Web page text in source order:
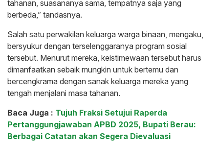
tahanan, suasananya sama, tempatnya saja yang
berbeda,” tandasnya.
Salah satu perwakilan keluarga warga binaan, mengaku,
bersyukur dengan terselenggaranya program sosial
tersebut. Menurut mereka, keistimewaan tersebut harus
dimanfaatkan sebaik mungkin untuk bertemu dan
bercengkrama dengan sanak keluarga mereka yang
tengah menjalani masa tahanan.
Baca Juga : Tujuh Fraksi Setujui Raperda
Pertanggungjawaban APBD 2025, Bupati Berau:
Berbagai Catatan akan Segera Dievaluasi